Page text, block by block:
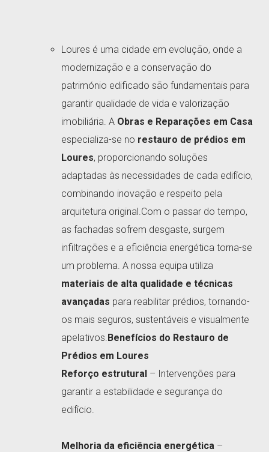
Loures é uma cidade em evolução, onde a
modernização e a conservação do
património edificado são fundamentais para
garantir qualidade de vida e valorização
imobiliária. A Obras e Reparações em Casa
especializa-se no restauro de prédios em
Loures, proporcionando soluções
adaptadas às necessidades de cada edifício,
combinando inovação e respeito pela
arquitetura original.Com o passar do tempo,
as fachadas sofrem desgaste, surgem
infiltrações e a eficiência energética torna-se
um problema. A nossa equipa utiliza
materiais de alta qualidade e técnicas
avançadas para reabilitar prédios, tornando-
os mais seguros, sustentáveis e visualmente
apelativos.Benefícios do Restauro de
Prédios em Loures
Reforço estrutural – Intervenções para
garantir a estabilidade e segurança do
edifício.
Melhoria da eficiência energética –